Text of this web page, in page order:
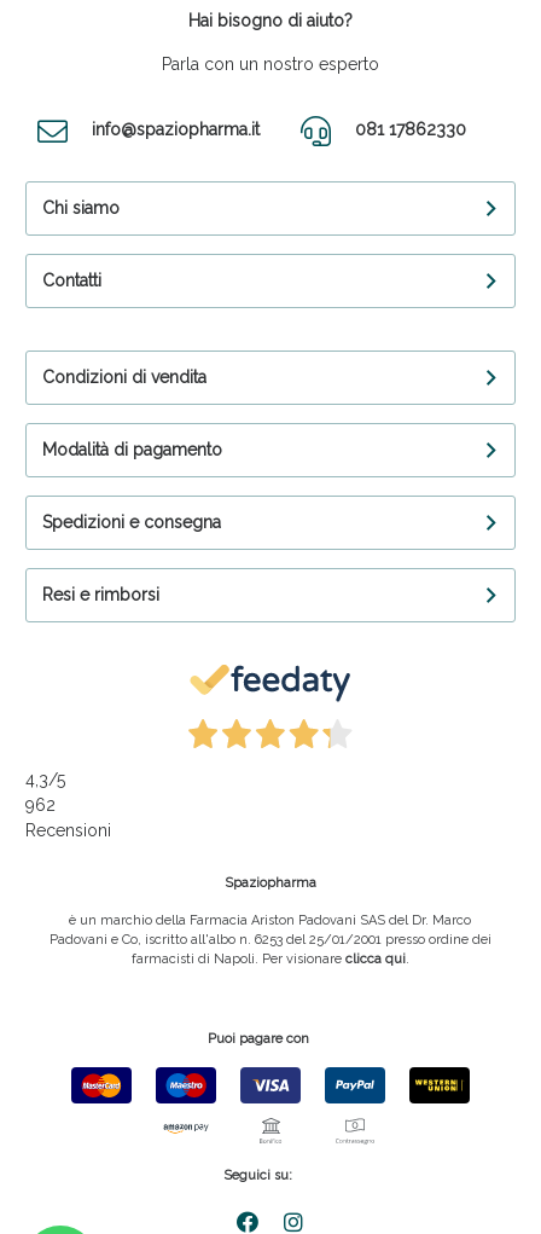
Hai bisogno di aiuto?
Parla con un nostro esperto
info@spaziopharma.it 081 17862330
Chi siamo
Contatti
Condizioni di vendita
Modalità di pagamento
Spedizioni e consegna
Resi e rimborsi
4,3/5
962
Recensioni
Spaziopharma
è un marchio della Farmacia Ariston Padovani SAS del Dr. Marco
Padovani e Co, iscritto all'albo n. 6253 del 25/01/2001 presso ordine dei
farmacisti di Napoli. Per visionare clicca qui.
Puoi pagare con
Seguici su: